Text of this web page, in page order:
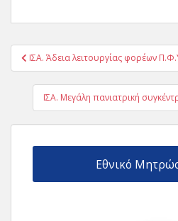
Πλοήγηση
άρθρων
ΙΣΑ. Άδεια λειτουργίας φορέων
ΙΣΑ. Μεγάλη πανιατρική
Εθνικό